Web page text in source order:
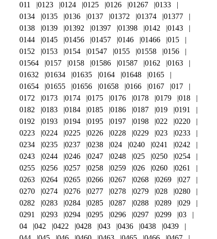
011 0123 0124 0125 0126 01267
0133
0134
0135 0136 0137 01372 01374
01377
0138
0139 01392 01397 01398 0142
0143
0144
0145 01456 01457 0146 01466
015
0152
0153 0154 01547 0155 01558
0156
01564
0157 0158 01586 01587 0162
0163
01632
01634 01635 0164 01648
0165
01654
01655 01656 01658 0166 0167
017
0172
0173 0174 0175 0176 0178 0179
018
0182
0183 0184 0185 0186 0187 019
0191
0192
0193 0194 0195 0197 0198 022
0220
0223
0224 0225 0226 0228 0229 023
0233
0234
0235 0237 0238 024 0240 0241
0242
0243
0244 0246 0247 0248 025 0250
0254
0255
0256 0257 0258 0259 026 0260
0261
0263
0264 0265 0266 0267 0268 0269
027
0270
0274 0276 0277 0278 0279 028
0280
0282
0283 0284 0285 0287 0288 0289
029
0291
0293 0294 0295 0296 0297 0299
03
04
042 0422 0428 043 0436 0438
0439